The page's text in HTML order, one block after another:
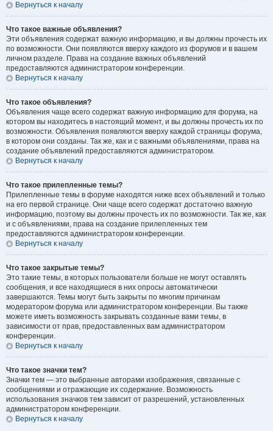
Вернуться к началу
Что такое важные объявления?
Эти объявления содержат важную информацию, и вы должны прочесть их
по возможности. Они появляются вверху каждого из форумов и в вашем
личном разделе. Права на создание важных объявлений
предоставляются администратором конференции.
Вернуться к началу
Что такое объявления?
Объявления чаще всего содержат важную информацию для форума, на
котором вы находитесь в настоящий момент, и вы должны прочесть их по
возможности. Объявления появляются вверху каждой страницы форума,
в котором они созданы. Так же, как и с важными объявлениями, права на
создание объявлений предоставляются администратором.
Вернуться к началу
Что такое прилепленные темы?
Прилепленные темы в форуме находятся ниже всех объявлений и только
на его первой странице. Они чаще всего содержат достаточно важную
информацию, поэтому вы должны прочесть их по возможности. Так же, как
и с объявлениями, права на создание прилепленных тем
предоставляются администратором конференции.
Вернуться к началу
Что такое закрытые темы?
Это такие темы, в которых пользователи больше не могут оставлять
сообщения, и все находящиеся в них опросы автоматически
завершаются. Темы могут быть закрыты по многим причинам
модератором форума или администратором конференции. Вы также
можете иметь возможность закрывать созданные вами темы, в
зависимости от прав, предоставленных вам администратором
конференции.
Вернуться к началу
Что такое значки тем?
Значки тем — это выбранные авторами изображения, связанные с
сообщениями и отражающие их содержание. Возможность
использования значков тем зависит от разрешений, установленных
администратором конференции.
Вернуться к началу